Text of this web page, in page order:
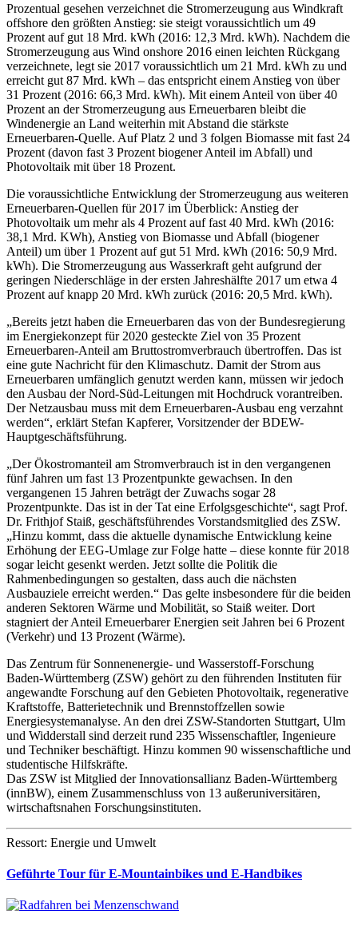
Prozentual gesehen verzeichnet die Stromerzeugung aus Windkraft
offshore den größten Anstieg: sie steigt voraussichtlich um 49
Prozent auf gut 18 Mrd. kWh (2016: 12,3 Mrd. kWh). Nachdem die
Stromerzeugung aus Wind onshore 2016 einen leichten Rückgang
verzeichnete, legt sie 2017 voraussichtlich um 21 Mrd. kWh zu und
erreicht gut 87 Mrd. kWh – das entspricht einem Anstieg von über
31 Prozent (2016: 66,3 Mrd. kWh). Mit einem Anteil von über 40
Prozent an der Stromerzeugung aus Erneuerbaren bleibt die
Windenergie an Land weiterhin mit Abstand die stärkste
Erneuerbaren-Quelle. Auf Platz 2 und 3 folgen Biomasse mit fast 24
Prozent (davon fast 3 Prozent biogener Anteil im Abfall) und
Photovoltaik mit über 18 Prozent.
Die voraussichtliche Entwicklung der Stromerzeugung aus weiteren
Erneuerbaren-Quellen für 2017 im Überblick: Anstieg der
Photovoltaik um mehr als 4 Prozent auf fast 40 Mrd. kWh (2016:
38,1 Mrd. KWh), Anstieg von Biomasse und Abfall (biogener
Anteil) um über 1 Prozent auf gut 51 Mrd. kWh (2016: 50,9 Mrd.
kWh). Die Stromerzeugung aus Wasserkraft geht aufgrund der
geringen Niederschläge in der ersten Jahreshälfte 2017 um etwa 4
Prozent auf knapp 20 Mrd. kWh zurück (2016: 20,5 Mrd. kWh).
„Bereits jetzt haben die Erneuerbaren das von der Bundesregierung
im Energiekonzept für 2020 gesteckte Ziel von 35 Prozent
Erneuerbaren-Anteil am Bruttostromverbrauch übertroffen. Das ist
eine gute Nachricht für den Klimaschutz. Damit der Strom aus
Erneuerbaren umfänglich genutzt werden kann, müssen wir jedoch
den Ausbau der Nord-Süd-Leitungen mit Hochdruck vorantreiben.
Der Netzausbau muss mit dem Erneuerbaren-Ausbau eng verzahnt
werden“, erklärt Stefan Kapferer, Vorsitzender der BDEW-
Hauptgeschäftsführung.
„Der Ökostromanteil am Stromverbrauch ist in den vergangenen
fünf Jahren um fast 13 Prozentpunkte gewachsen. In den
vergangenen 15 Jahren beträgt der Zuwachs sogar 28
Prozentpunkte. Das ist in der Tat eine Erfolgsgeschichte“, sagt Prof.
Dr. Frithjof Staiß, geschäftsführendes Vorstandsmitglied des ZSW.
„Hinzu kommt, dass die aktuelle dynamische Entwicklung keine
Erhöhung der EEG-Umlage zur Folge hatte – diese konnte für 2018
sogar leicht gesenkt werden. Jetzt sollte die Politik die
Rahmenbedingungen so gestalten, dass auch die nächsten
Ausbauziele erreicht werden.“ Das gelte insbesondere für die beiden
anderen Sektoren Wärme und Mobilität, so Staiß weiter. Dort
stagniert der Anteil Erneuerbarer Energien seit Jahren bei 6 Prozent
(Verkehr) und 13 Prozent (Wärme).
Das Zentrum für Sonnenenergie- und Wasserstoff-Forschung
Baden-Württemberg (ZSW) gehört zu den führenden Instituten für
angewandte Forschung auf den Gebieten Photovoltaik, regenerative
Kraftstoffe, Batterietechnik und Brennstoffzellen sowie
Energiesystemanalyse. An den drei ZSW-Standorten Stuttgart, Ulm
und Widderstall sind derzeit rund 235 Wissenschaftler, Ingenieure
und Techniker beschäftigt. Hinzu kommen 90 wissenschaftliche und
studentische Hilfskräfte.
Das ZSW ist Mitglied der Innovationsallianz Baden-Württemberg
(innBW), einem Zusammenschluss von 13 außeruniversitären,
wirtschaftsnahen Forschungsinstituten.
Ressort: Energie und Umwelt
Geführte Tour für E-Mountainbikes und E-Handbikes